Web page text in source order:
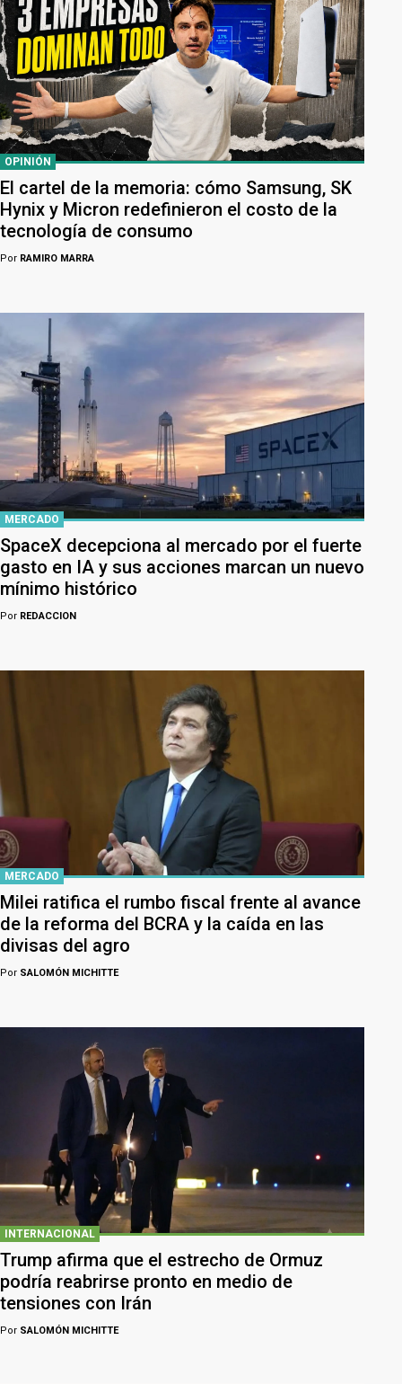
OPINIÓN
El cartel de la memoria: cómo Samsung, SK
Hynix y Micron redefinieron el costo de la
tecnología de consumo
Por RAMIRO MARRA
MERCADO
SpaceX decepciona al mercado por el fuerte
gasto en IA y sus acciones marcan un nuevo
mínimo histórico
Por REDACCION
MERCADO
Milei ratifica el rumbo fiscal frente al avance
de la reforma del BCRA y la caída en las
divisas del agro
Por SALOMÓN MICHITTE
INTERNACIONAL
Trump afirma que el estrecho de Ormuz
podría reabrirse pronto en medio de
tensiones con Irán
Por SALOMÓN MICHITTE